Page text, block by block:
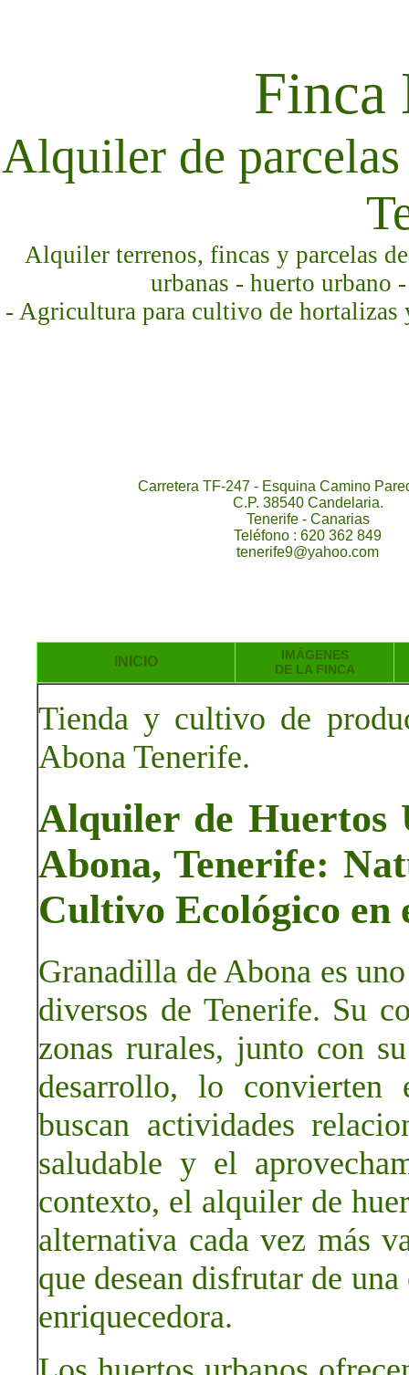
Finca
Alquiler de
Alquiler terrenos, fincas y parcelas
urbanas - huerto urbano
- Agricultura para cultivo de hortalizas
Carretera TF-247 - Esquina Camino
C.P. 38540 Candelaria.
Tenerife - Canarias
Teléfono : 620 362 849
tenerife9@yahoo.com
INICIO
IMÁGENES
DE LA FINCA
Tienda y cultivo de
Abona Tenerife.
Alquiler de Huertos
Abona, Tenerife:
Cultivo Ecológico en
Granadilla de Abona es
diversos de Tenerife. Su
zonas rurales, junto con
desarrollo, lo
buscan actividades
saludable y el
contexto, el alquiler de
alternativa cada vez más
que desean disfrutar de
enriquecedora.